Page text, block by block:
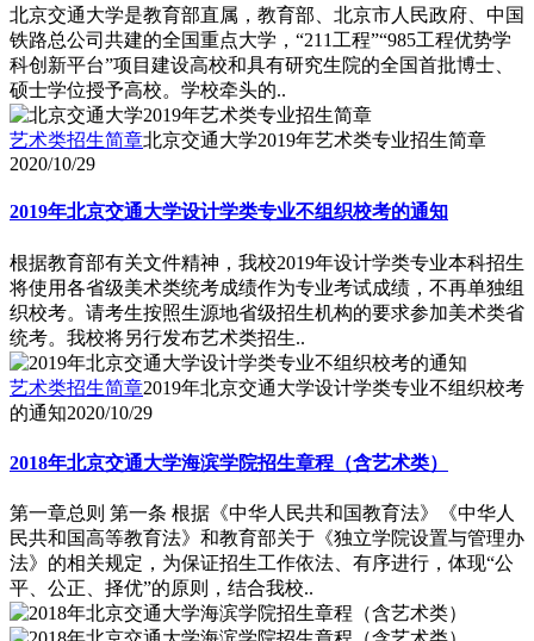
北京交通大学是教育部直属，教育部、北京市人民政府、中国
铁路总公司共建的全国重点大学，“211工程”“985工程优势学
科创新平台”项目建设高校和具有研究生院的全国首批博士、
硕士学位授予高校。学校牵头的..
艺术类招生简章北京交通大学2019年艺术类专业招生简章
2020/10/29
2019年北京交通大学设计学类专业不组织校考的通知
根据教育部有关文件精神，我校2019年设计学类专业本科招生
将使用各省级美术类统考成绩作为专业考试成绩，不再单独组
织校考。请考生按照生源地省级招生机构的要求参加美术类省
统考。我校将另行发布艺术类招生..
艺术类招生简章2019年北京交通大学设计学类专业不组织校考
的通知2020/10/29
2018年北京交通大学海滨学院招生章程（含艺术类）
第一章总则 第一条 根据《中华人民共和国教育法》《中华人
民共和国高等教育法》和教育部关于《独立学院设置与管理办
法》的相关规定，为保证招生工作依法、有序进行，体现“公
平、公正、择优”的原则，结合我校..